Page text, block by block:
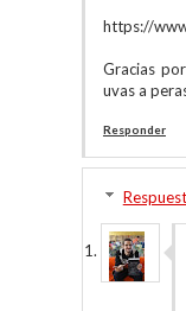
https://
Gracias
uvas a
Responder